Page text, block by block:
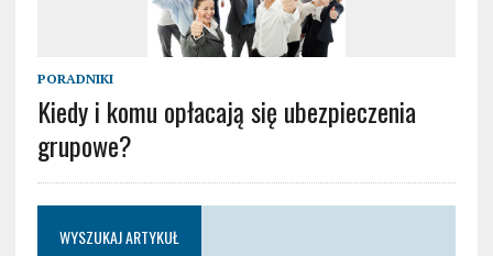
PORADNIKI
Kiedy i komu opłacają się ubezpieczenia
grupowe?
WYSZUKAJ ARTYKUŁ